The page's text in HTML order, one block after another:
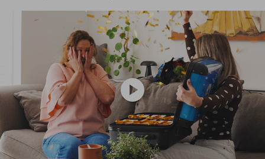
play_circle